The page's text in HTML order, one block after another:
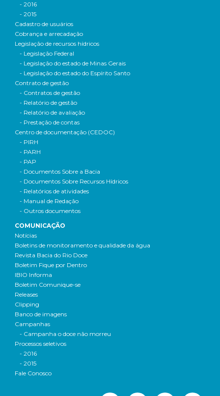
- 2016
- 2015
Cadastro de usuários
Cobrança e arrecadação
Legislação de recursos hídricos
- Legislação Federal
- Legislação do estado de Minas Gerais
- Legislação do estado do Espírito Santo
Contrato de gestão
- Contratos de gestão
- Relatório de gestão
- Relatório de avaliação
- Prestação de contas
Centro de documentação (CEDOC)
- PIRH
- PARH
- PAP
- Documentos Sobre a Bacia
- Documentos Sobre Recursos Hídricos
- Relatórios de atividades
- Manual de Redação
- Outros documentos
COMUNICAÇÃO
Notícias
Boletins de monitoramento e qualidade da água
Revista Bacia do Rio Doce
Boletim Fique por Dentro
IBIO Informa
Boletim Comunique-se
Releases
Clipping
Banco de imagens
Campanhas
- Campanha o doce não morreu
Processos seletivos
- 2016
- 2015
Fale Conosco